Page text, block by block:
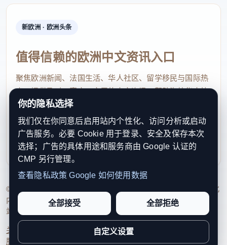
10000 欧元。而且，如果这个未申报账户还涉及未报
收入或资产，后续补税还可能叠加更重的处罚。
简单：先看你的账户是不是境外账户，再看是否符合
豁免。 PayPal 只有在“绑定法国账户 + 仅限特定用途
Revolut 则要重点看你的 IBAN 是 FR 还是非 FR，以
及 2025 年有没有发生从外国 IBAN 向法国 IBAN 的
迁移。最稳妥的做法，是打开账户信息页或 RIB，确
认开户机构、国家和 IBAN 前缀，再决定是否填报
3916。
https://www.faguoshenghuo.com/wenzhang/1807/fa-guo-bao-
shui-ti-xing-PayPal-Revolut-yao-bu-yao-shen-bao-2026-nian-
zhe-yang-tian-bi-mian-1500-ou-yuan-fa-kuan
新欧洲 · 欧洲头条
值得信赖的欧洲中文资讯入口
聚焦欧洲新闻、法国生活、华人社区、留学移民与国际热
点，提供及时、真实、实用的中文资讯，帮助海外华人快
速了解欧洲动态。
contact@xinouzhou.com
服务支持、版权与合作：工作日优先处理站务、投稿与权
利通知
© 2026 新欧洲·欧洲头条. All Rights Reserved. 本网站持续优化
内容透明度、联系方式与用户权利说明，以提升品牌信任感和
站点完整度。
关于我们 编辑规范日期归档隐私政策
服务条款联系我们
你的隐私选择
我们仅在你同意后启用站内个性化、访问分析或启动
广告服务。必要 Cookie 用于登录、安全及保存本次
选择；广告的具体用途和服务商由 Google 认证的
CMP 另行管理。
查看隐私政策 Google 如何使用数据
全部接受 全部拒绝
自定义设置